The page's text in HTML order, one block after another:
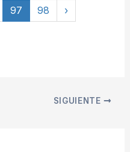
97 98 ›
SIGUIENTE